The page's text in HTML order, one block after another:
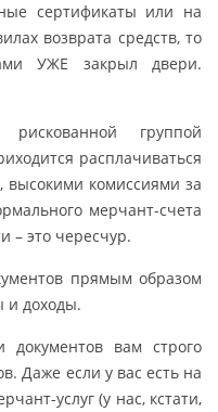
сертификаты или на
возврата средств, то
УЖЕ закрыл двери.
группой
расплачиваться
высокими комиссиями за
мерчант-счета
– это чересчур.
прямым образом
и доходы.
вам строго
Даже если у вас есть на
услуг (у нас, кстати,